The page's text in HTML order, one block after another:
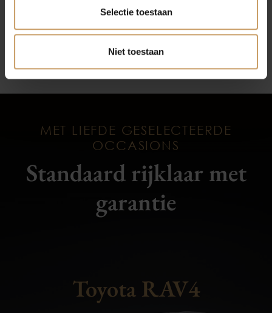
Selectie toestaan
Niet toestaan
MET LIEFDE GESELECTEERDE
OCCASIONS
Standaard rijklaar met
garantie
Toyota RAV4